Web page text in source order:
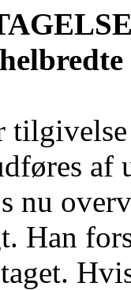
af
nu
Han